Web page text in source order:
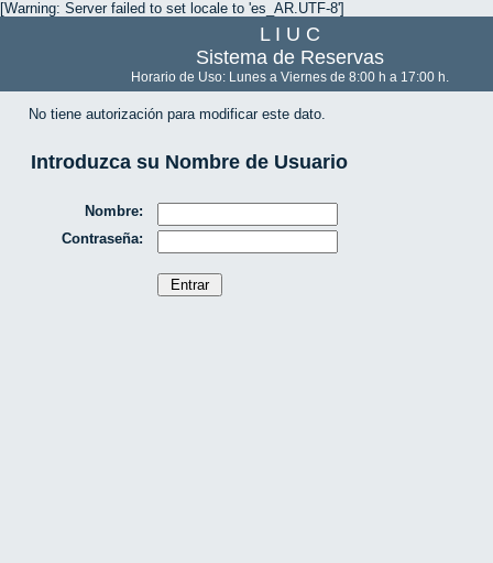
[Warning: Server failed to set locale to 'es_AR.UTF-8']
L I U C
Sistema de Reservas
Horario de Uso: Lunes a Viernes de 8:00 h a 17:00 h.
No tiene autorización para modificar este dato.
Introduzca su Nombre de Usuario
Nombre:
Contraseña: